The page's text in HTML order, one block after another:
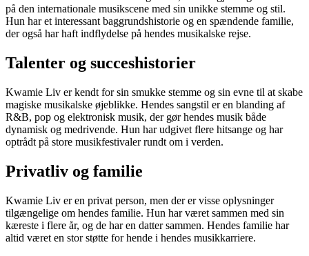
på den internationale musikscene med sin unikke stemme og stil.
Hun har et interessant baggrundshistorie og en spændende familie,
der også har haft indflydelse på hendes musikalske rejse.
Talenter og succeshistorier
Kwamie Liv er kendt for sin smukke stemme og sin evne til at skabe
magiske musikalske øjeblikke. Hendes sangstil er en blanding af
R&B, pop og elektronisk musik, der gør hendes musik både
dynamisk og medrivende. Hun har udgivet flere hitsange og har
optrådt på store musikfestivaler rundt om i verden.
Privatliv og familie
Kwamie Liv er en privat person, men der er visse oplysninger
tilgængelige om hendes familie. Hun har været sammen med sin
kæreste i flere år, og de har en datter sammen. Hendes familie har
altid været en stor støtte for hende i hendes musikkarriere.